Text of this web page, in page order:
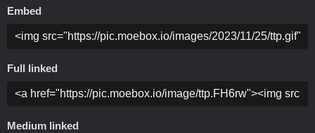
Embed
Full linked
Medium linked